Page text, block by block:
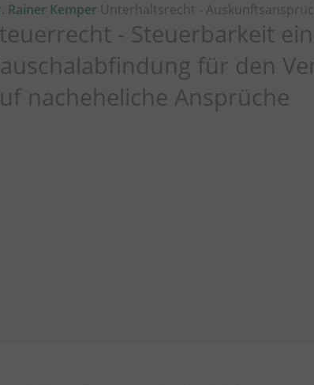
Rainer Kemper Unterhaltsrecht -
- Steuerbarkeit
für den
nacheheliche Ansprüche